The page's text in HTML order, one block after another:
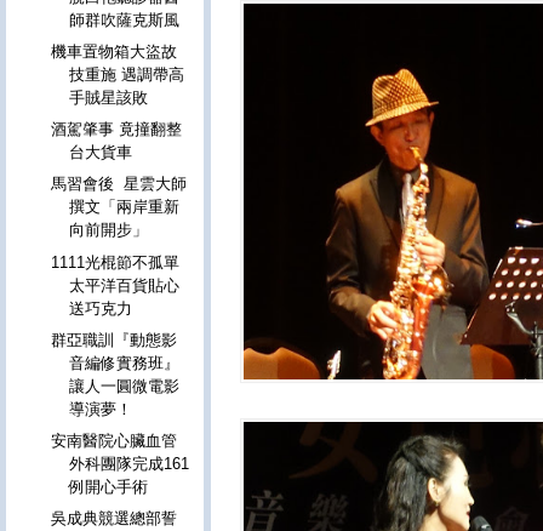
師群吹薩克斯風
機車置物箱大盜故
技重施 遇調帶高
手賊星該敗
酒駕肇事 竟撞翻整
台大貨車
馬習會後 星雲大師
撰文「兩岸重新
向前開步」
1111光棍節不孤單
太平洋百貨貼心
送巧克力
群亞職訓『動態影
音編修實務班』
讓人一圓微電影
導演夢！
安南醫院心臟血管
外科團隊完成161
例開心手術
吳成典競選總部誓